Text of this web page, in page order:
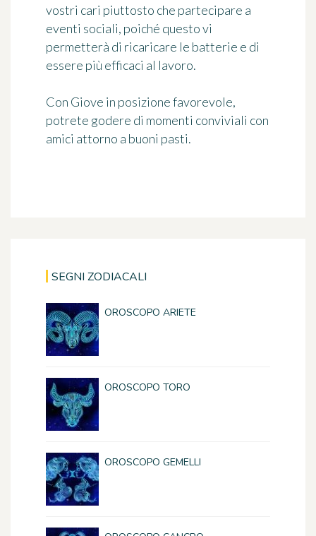
vostri cari piuttosto che partecipare a
eventi sociali, poiché questo vi
permetterà di ricaricare le batterie e di
essere più efficaci al lavoro.
Con Giove in posizione favorevole,
potrete godere di momenti conviviali con
amici attorno a buoni pasti.
SEGNI ZODIACALI
OROSCOPO ARIETE
OROSCOPO TORO
OROSCOPO GEMELLI